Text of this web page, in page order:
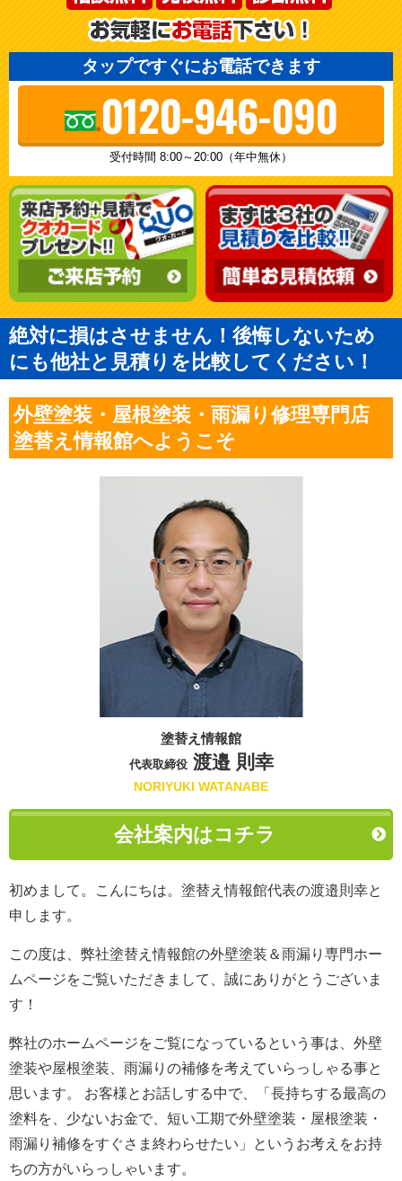
タップですぐにお電話できます
0120-946-090
受付時間 8:00～20:00（年中無休）
絶対に損はさせません！後悔しないため
にも他社と見積りを比較してください！
外壁塗装・屋根塗装・雨漏り修理専門店
塗替え情報館へようこそ
塗替え情報館
代表取締役渡邉 則幸
NORIYUKI WATANABE
会社案内はコチラ
初めまして。こんにちは。塗替え情報館代表の渡邉則幸と
申します。
この度は、弊社塗替え情報館の外壁塗装＆雨漏り専門ホー
ムページをご覧いただきまして、誠にありがとうございま
す！
弊社のホームページをご覧になっているという事は、外壁
塗装や屋根塗装、雨漏りの補修を考えていらっしゃる事と
思います。 お客様とお話しする中で、「長持ちする最高の
塗料を、少ないお金で、短い工期で外壁塗装・屋根塗装・
雨漏り補修をすぐさま終わらせたい」というお考えをお持
ちの方がいらっしゃいます。